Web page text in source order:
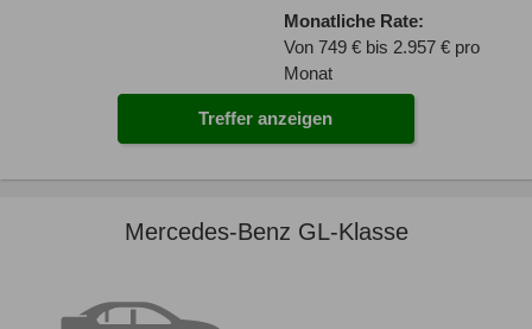
Monatliche Rate:
Von 749 € bis 2.957 € pro
Monat
Treffer anzeigen
Mercedes-Benz GL-Klasse